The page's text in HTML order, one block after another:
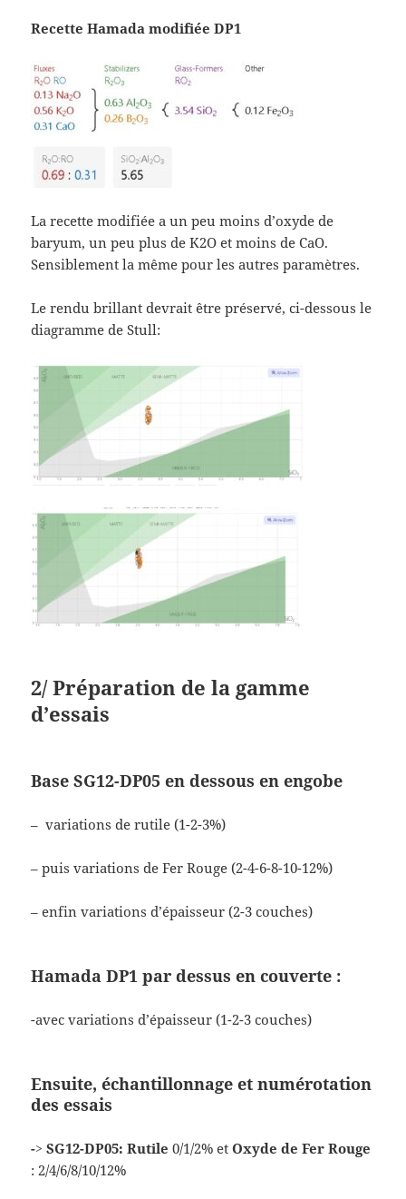
Recette Hamada modifiée DP1
La recette modifiée a un peu moins d’oxyde de
baryum, un peu plus de K2O et moins de CaO.
Sensiblement la même pour les autres paramètres.
Le rendu brillant devrait être préservé, ci-dessous le
diagramme de Stull:
2/ Préparation de la gamme
d’essais
Base SG12-DP05 en dessous en engobe
– variations de rutile (1-2-3%)
– puis variations de Fer Rouge (2-4-6-8-10-12%)
– enfin variations d’épaisseur (2-3 couches)
Hamada DP1 par dessus en couverte :
-avec variations d’épaisseur (1-2-3 couches)
Ensuite, échantillonnage etnumérotation
des essais
-> SG12-DP05: Rutile0/1/2% etOxyde de Fer Rouge
: 2/4/6/8/10/12%